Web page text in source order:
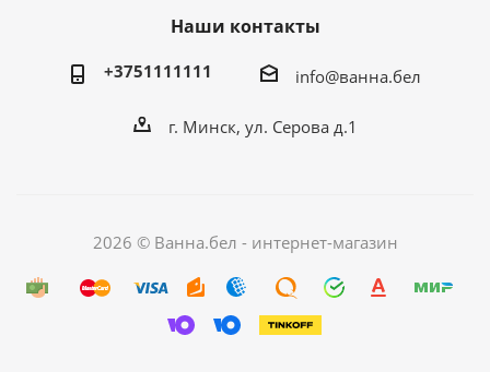
Наши контакты
+3751111111 info@ванна.бел
г. Минск, ул. Серова д.1
2026 © Ванна.бел - интернет-магазин